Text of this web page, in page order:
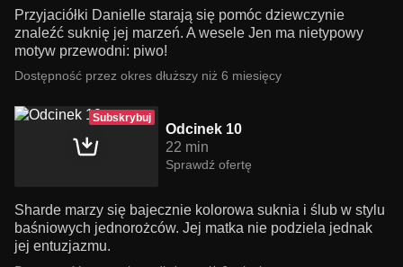
Przyjaciółki Danielle starają się pomóc dziewczynie
znaleźć suknię jej marzeń. A wesele Jen ma nietypowy
motyw przewodni: piwo!
Dostępność przez okres dłuższy niż 6 miesięcy
Subskrybuj
Odcinek 10
22 min
Sprawdź ofertę
Sharde marzy się bajecznie kolorowa suknia i ślub w stylu
baśniowych jednorożców. Jej matka nie podziela jednak
jej entuzjazmu.